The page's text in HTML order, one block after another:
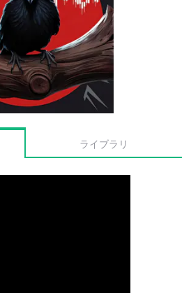
ライブラリ